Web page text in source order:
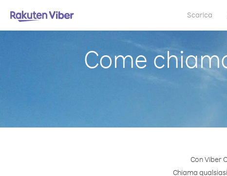
Scarica
Come
Con Viber
Chiama